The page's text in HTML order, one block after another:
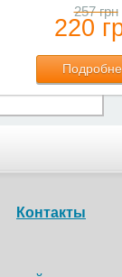
257 грн
220
Контакты